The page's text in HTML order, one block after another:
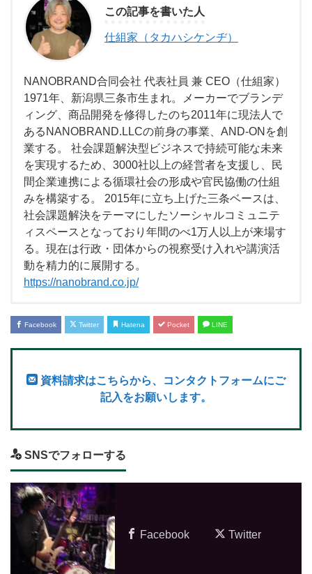
この記事を書いた人
仕組家（タカハシケンヂ）
NANOBRAND合同会社 代表社員 兼 CEO（仕組家）
1971年、新潟県三条市生まれ。メーカーでブランデ
ィング、商品開発を修得したのち2011年に現法人で
あるNANOBRAND.LLCの前身の事業、AND-ONを創
業する。 社会課題解決型ビジネスで持続可能な未来
を実現するため、3000社以上の経営者を支援し、民
間企業連携による循環社会の形成や官民協働の仕組
みを構築する。 2015年に立ち上げた三条ベースは、
社会課題解決をテーマにしたソーシャルコミュニテ
ィスペースとなっており年間のべ1万人以上が来場す
る。現在は行政・団体からの視察受け入れや講演活
動を精力的に展開する。
https://nanobrand.co.jp/
Facebook Twitter Hatena Pocket LINE
資料請求はこちらから、コンタクトフォームにご
記入をお願いします。
SNSでフォローする
Facebook Twitter